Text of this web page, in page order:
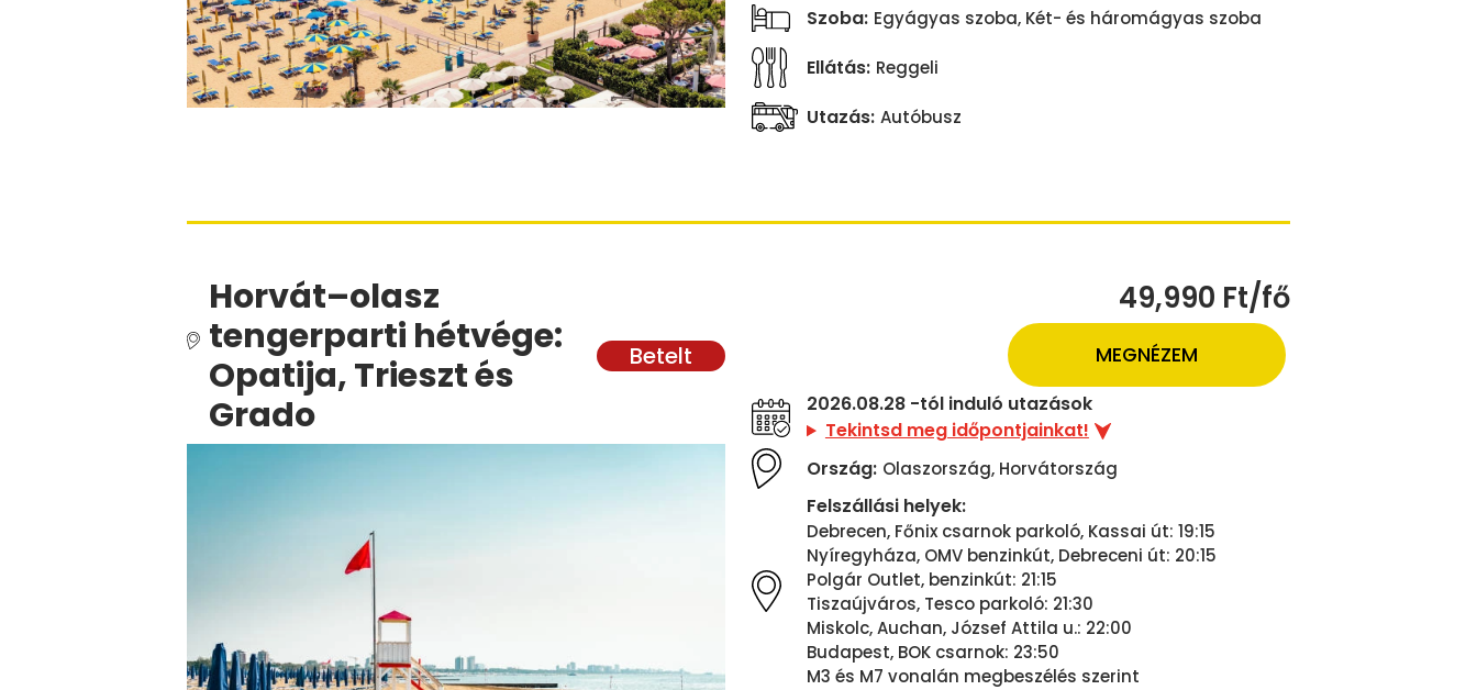
Szoba: Egyágyas szoba, Két- és háromágyas szoba
Ellátás: Reggeli
Utazás: Autóbusz
Horvát–olasz
tengerparti hétvége:
Opatija, Trieszt és
Grado
49,990 Ft/fő
MEGNÉZEM
2026.08.28 -tól induló utazások
Tekintsd meg időpontjainkat!
Ország: Olaszország, Horvátország
Felszállási helyek:
Debrecen, Főnix csarnok parkoló, Kassai út: 19:15
Nyíregyháza, OMV benzinkút, Debreceni út: 20:15
Polgár Outlet, benzinkút: 21:15
Tiszaújváros, Tesco parkoló: 21:30
Miskolc, Auchan, József Attila u.: 22:00
Budapest, BOK csarnok: 23:50
M3 és M7 vonalán megbeszélés szerint